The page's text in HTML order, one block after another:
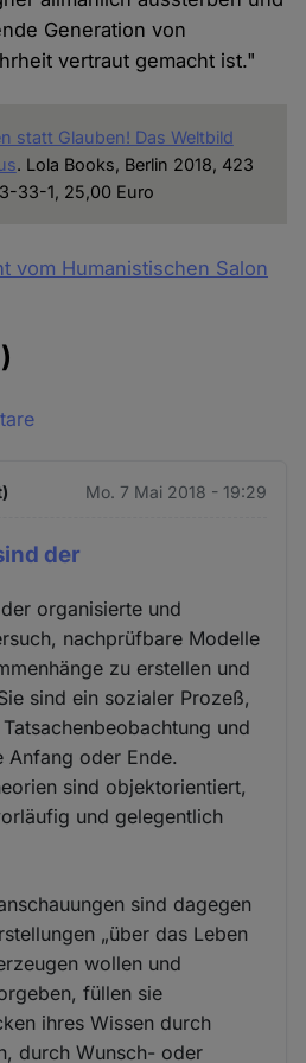
Generation von
vertraut gemacht ist."
statt Glauben! Das Weltbild
. Lola Books, Berlin 2018, 423
33-1, 25,00 Euro
vom Humanistischen Salon
Mo. 7 Mai 2018 - 19:29
der
organisierte und
nachprüfbare Modelle
zu erstellen und
sind ein sozialer Prozeß,
und
Anfang oder Ende.
sind objektorientiert,
und gelegentlich
sind dagegen
„über das Leben
wollen und
füllen sie
ihres Wissen durch
durch Wunsch- oder